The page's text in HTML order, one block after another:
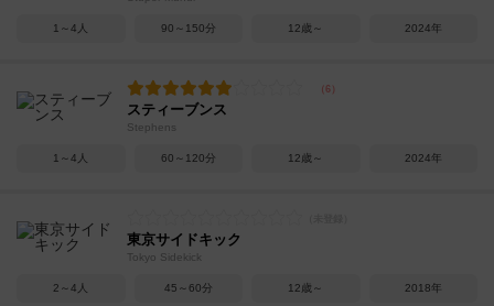
1～4人 90～150分 12歳～ 2024年
スティーブンス
Stephens
1～4人 60～120分 12歳～ 2024年
東京サイドキック
Tokyo Sidekick
2～4人 45～60分 12歳～ 2018年